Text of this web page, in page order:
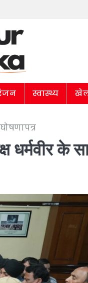
स्वास्थ्य
धर्मवीर के